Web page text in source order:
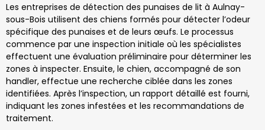
Les entreprises de détection des punaises de lit à Aulnay-
sous-Bois utilisent des chiens formés pour détecter l’odeur
spécifique des punaises et de leurs œufs. Le processus
commence par une inspection initiale où les spécialistes
effectuent une évaluation préliminaire pour déterminer les
zones à inspecter. Ensuite, le chien, accompagné de son
handler, effectue une recherche ciblée dans les zones
identifiées. Après l’inspection, un rapport détaillé est fourni,
indiquant les zones infestées et les recommandations de
traitement.